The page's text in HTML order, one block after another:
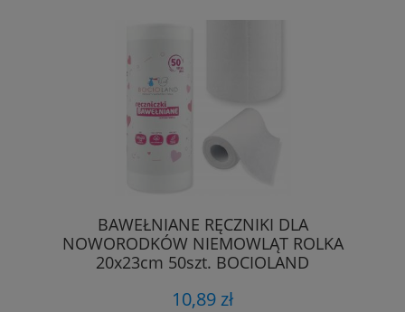
BAWEŁNIANE RĘCZNIKI DLA
NOWORODKÓW NIEMOWLĄT ROLKA
20x23cm 50szt. BOCIOLAND
10,89 zł